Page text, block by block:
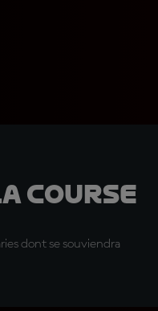
course
dont se souviendra